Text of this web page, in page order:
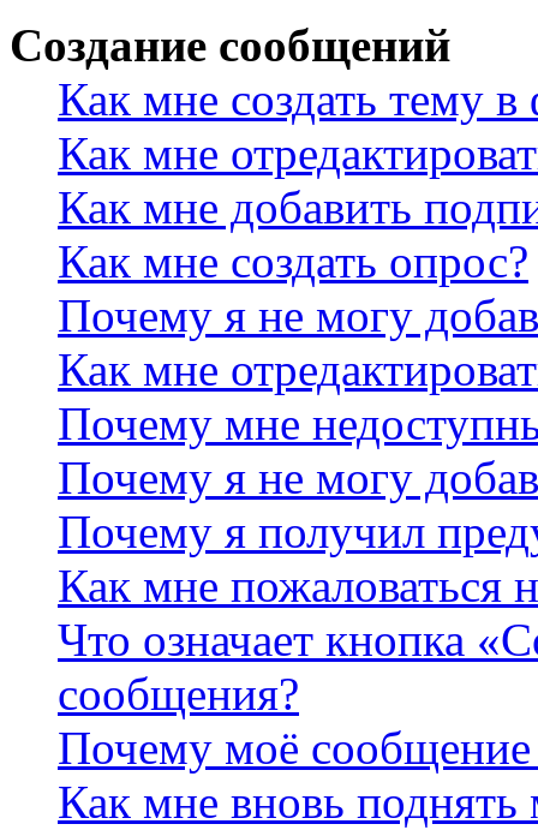
Создание сообщений
Как мне создать тему
Как мне
Как мне добавить
Как мне создать опрос?
Почему я не могу
Как мне
Почему мне
Почему я не могу
Почему я получил
Как мне пожаловаться
Что означает кнопка
сообщения?
Почему моё сообщение
Как мне вновь